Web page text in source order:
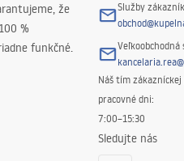
že
%
funkčné.
Služby
Veľkoobchodná
Náš tím
pracovné dni:
7:00–15:30
Sledujte nás